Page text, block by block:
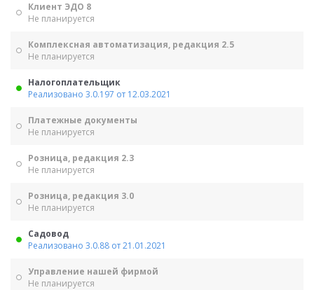
Клиент ЭДО 8
Не планируется
Комплексная автоматизация, редакция 2.5
Не планируется
Налогоплательщик
Реализовано 3.0.197 от 12.03.2021
Платежные документы
Не планируется
Розница, редакция 2.3
Не планируется
Розница, редакция 3.0
Не планируется
Садовод
Реализовано 3.0.88 от 21.01.2021
Управление нашей фирмой
Не планируется